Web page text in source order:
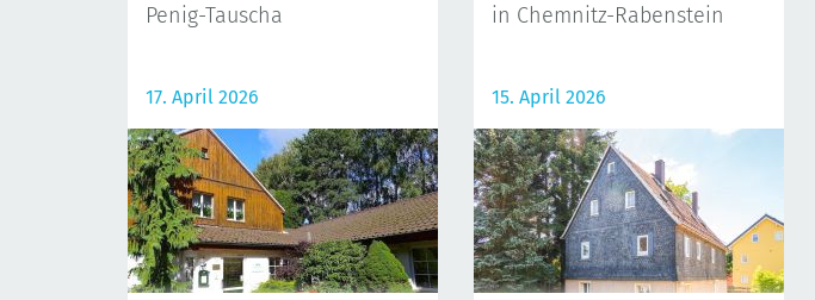
Penig-Tauscha
17. April 2026
in Chemnitz-Rabenstein
15. April 2026